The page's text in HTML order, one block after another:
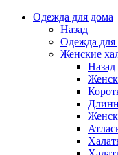
Одежда для дома
Назад
Одежда для
Женские
Назад